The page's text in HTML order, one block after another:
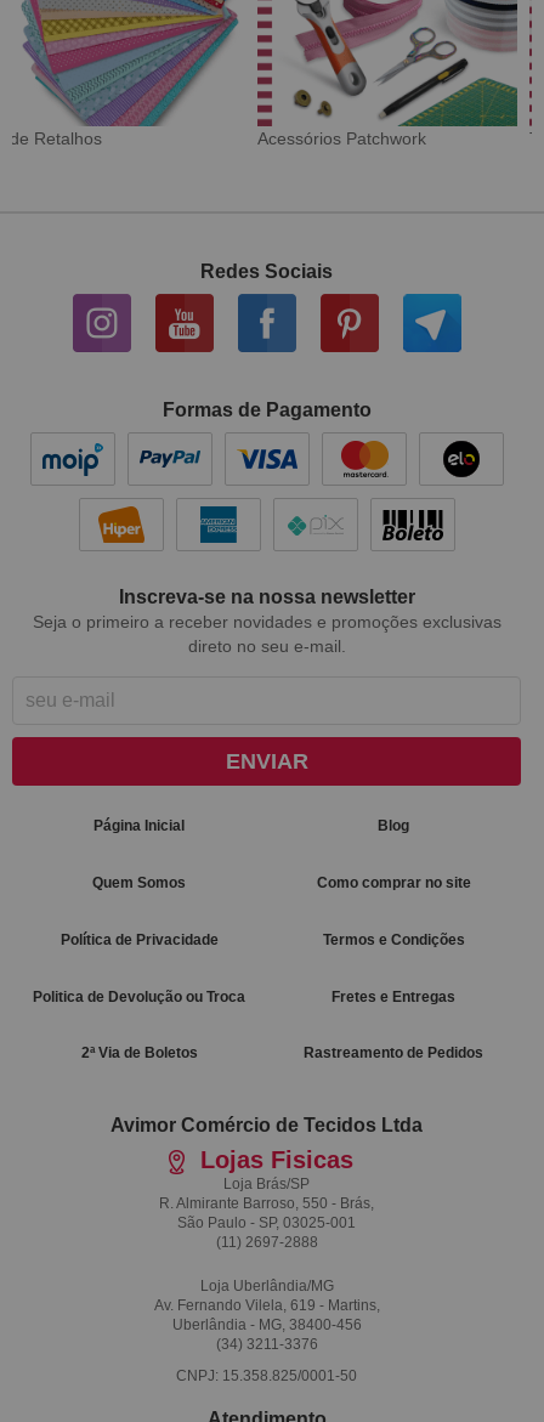
Tecido Digital Sarja Impermeável
Redes Sociais
Formas de Pagamento
Inscreva-se na nossa newsletter
Seja o primeiro a receber novidades e promoções exclusivas
direto no seu e-mail.
ENVIAR
Página Inicial Blog
Quem Somos Como comprar no site
Política de Privacidade Termos e Condições
Politica de Devolução ou Troca Fretes e Entregas
2ª Via de Boletos Rastreamento de Pedidos
Avimor Comércio de Tecidos Ltda
Lojas Fisicas
Loja Brás/SP
R. Almirante Barroso, 550 - Brás,
São Paulo - SP, 03025-001
(11) 2697-2888
Loja Uberlândia/MG
Av. Fernando Vilela, 619 - Martins,
Uberlândia - MG, 38400-456
(34) 3211-3376
CNPJ: 15.358.825/0001-50